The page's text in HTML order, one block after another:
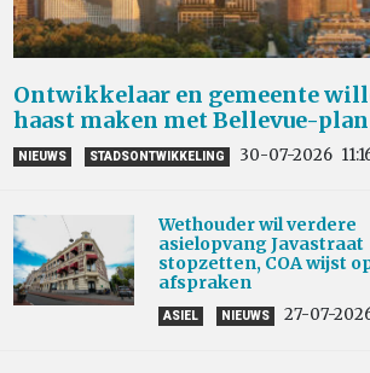
Ontwikkelaar en gemeente
haast maken met Bellevue-plan
NIEUWS STADSONTWIKKELING 30-07-2026
Wethouder wil verdere
asielopvang Javastraat
stopzetten, COA wijst
afspraken
ASIEL NIEUWS 27-07-